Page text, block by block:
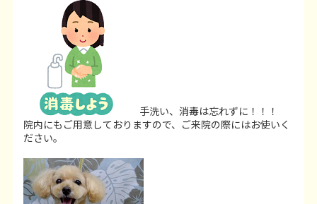
手洗い、消毒は忘れずに！！！
院内にもご用意しておりますので、ご来院の際にはお使いく
ださい。